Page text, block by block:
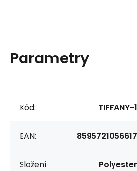
Parametry
Kód: TIFFANY-1
EAN: 8595721056617
Složení
Polyester